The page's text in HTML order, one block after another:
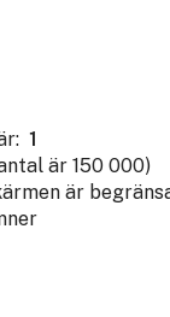
1
är 150 000)
är